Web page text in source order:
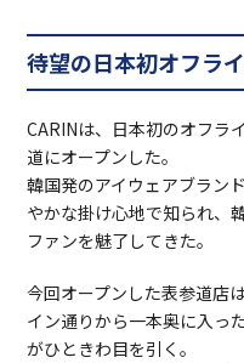
待望の日本初オフラ
CARINは、日本初のオフラ
道にオープンした。
韓国発のアイウェアブラン
やかな掛け心地で知られ、
ファンを魅了してきた。
今回オープンした表参道店
イン通りから一本奥に入っ
がひときわ目を引く。